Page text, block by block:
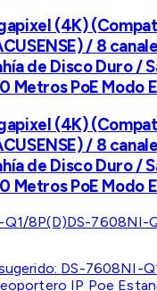
(4K)
/ 8
de Disco Duro /
Metros PoE Modo
(4K)
/ 8
de Disco Duro /
Metros PoE Modo
8P(D)DS-7608NI-
DS-7608NI-